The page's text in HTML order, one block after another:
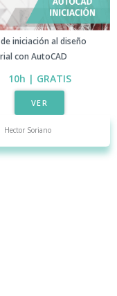
iniciación al diseño
con AutoCAD​
10h | GRATIS​
VER
Hector Soriano​